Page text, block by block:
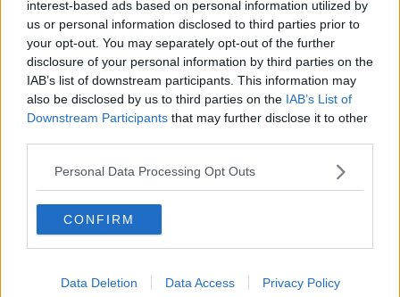
interest-based ads based on personal information utilized by
us or personal information disclosed to third parties prior to
your opt-out. You may separately opt-out of the further
disclosure of your personal information by third parties on the
IAB’s list of downstream participants. This information may
also be disclosed by us to third parties on the IAB’s List of
Downstream Participants that may further disclose it to other
Personal Data Processing Opt Outs
CONFIRM
Data Deletion Data Access Privacy Policy
l’ombrellone rispetto e buon senso danno uncolpo di codaa
spiacevoli contrattempi. Per il resto: ombra, acqua, balocchi e…
buone vacanze.
Monica Nocciolini
Se vuoi leggere le notizie principali della Toscana iscriviti alla
Newsletter QUInews - ToscanaMedia.
alle 20:00 direttamente nella tua casella di posta.
Basta cliccareQUI
Fotogallery